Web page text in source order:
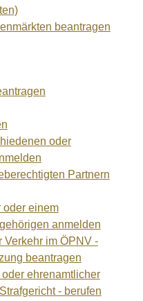
beantragen
oder
Partnern
oder einem
anmelden
Verkehr im ÖPNV -
beantragen
ehrenamtlicher
- berufen